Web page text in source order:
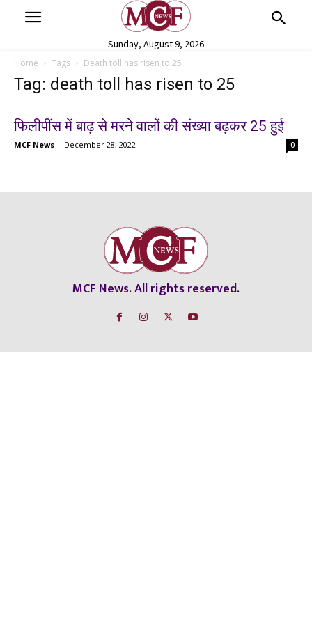
Sunday, August 9, 2026
Home Tags Death toll has risen to 25
Tag: death toll has risen to 25
फिलीपींस में बाढ़ से मरने वालों की संख्या बढ़कर 25 हुई
MCF News - December 28, 2022 0
MCF News. All rights reserved.